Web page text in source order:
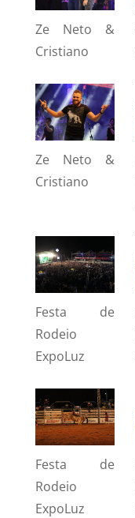
Ze Neto &
Cristiano
Ze Neto &
Cristiano
Festa de
Rodeio
ExpoLuz
Festa de
Rodeio
ExpoLuz